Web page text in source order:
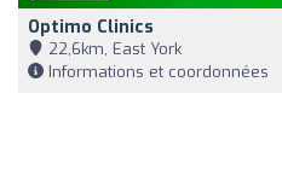
Optimo Clinics
22,6km, East York
Informations et coordonnées